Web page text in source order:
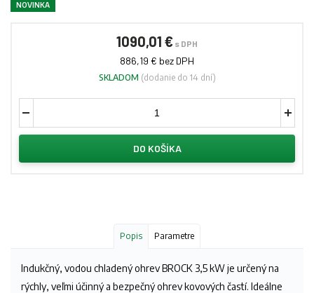
NOVINKA
1090,01 € s DPH
886,19 € bez DPH
SKLADOM (dodanie do 14 dní)
DO KOŠÍKA
Popis Parametre
Indukčný, vodou chladený ohrev BROCK 3,5 kW je určený na
rýchly, veľmi účinný a bezpečný ohrev kovových častí. Ideálne